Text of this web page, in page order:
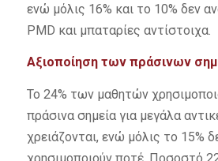
ενώ μόλις 16% και το 10% δεν
PMD και μπαταρίες αντίστοιχα.
Αξιοποίηση των πράσινων
Το 24% των μαθητών
πράσινα σημεία για μεγάλα
χρειάζονται, ενώ μόλις το 15%